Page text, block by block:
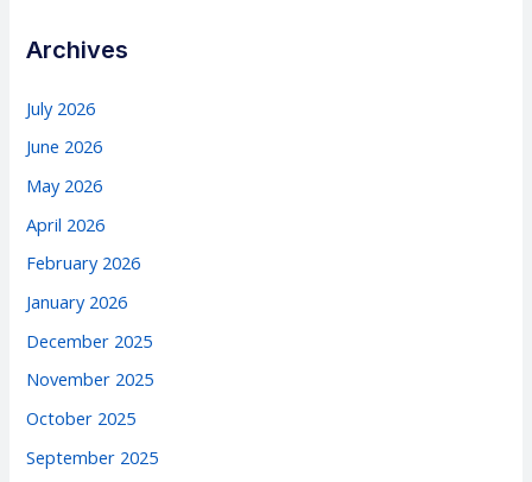
Archives
July 2026
June 2026
May 2026
April 2026
February 2026
January 2026
December 2025
November 2025
October 2025
September 2025